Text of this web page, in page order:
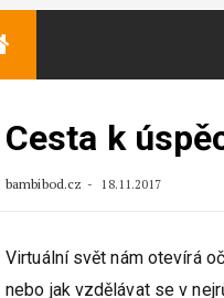
Cesta k
bambibod.cz 18.11.2017
Virtuální svět nám otevírá
nebo jak vzdělávat se v